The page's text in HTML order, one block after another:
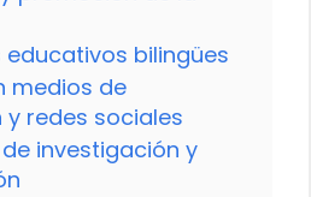
educativos bilingües
medios de
redes sociales
investigación y